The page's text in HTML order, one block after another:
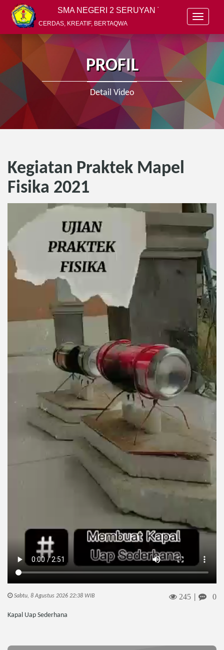
T
o
g
n
a
i
a
SMA NEGERI 2 SERUYAN TENGAH
CERDAS, KREATIF, BERTAQWA
PROFIL
Detail Video
Kegiatan Praktek Mapel
Fisika 2021
Sabtu, 8 Agustus 2026 22:38 WIB 245 0
Kapal Uap Sederhana